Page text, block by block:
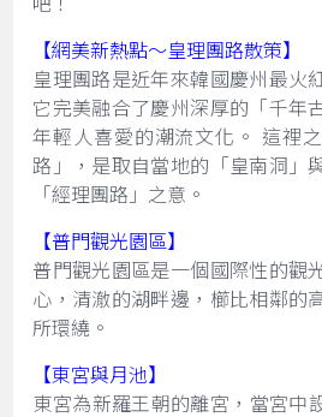
【網美新熱點～皇理團路散策】
皇理團路是近年來韓國慶州最火
它完美融合了慶州深厚的「千年
年輕人喜愛的潮流文化。 這裡
路」，是取自當地的「皇南洞」
「經理團路」之意。
【普門觀光園區】
普門觀光園區是一個國際性的觀
心，清澈的湖畔邊，櫛比相鄰的
所環繞。
【東宮與月池】
東宮為新羅王朝的離宮，當宮中